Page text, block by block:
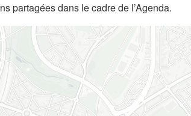
partagées dans le cadre de l’Agenda.